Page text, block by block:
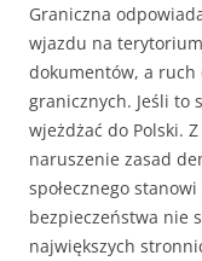
Graniczna
wjazdu na
dokumentów, a ruch
granicznych. Jeśli to
wjeżdżać do Polski.
naruszenie zasad
społecznego
bezpieczeństwa nie
największych